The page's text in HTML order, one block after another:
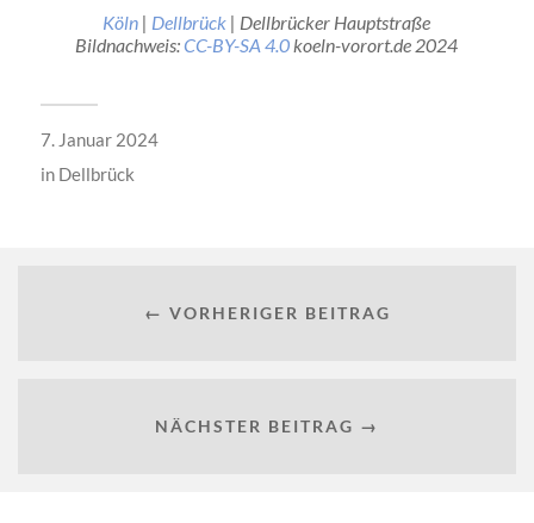
Köln | Dellbrück | Dellbrücker Hauptstraße
Bildnachweis:CC-BY-SA 4.0koeln-vorort.de 2024
7. Januar 2024
in Dellbrück
← VORHERIGER BEITRAG
NÄCHSTER BEITRAG →